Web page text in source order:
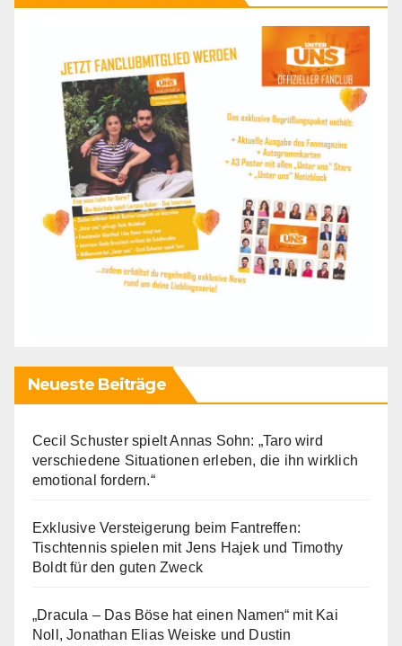
Neueste Beiträge
Cecil Schuster spielt Annas Sohn: „Taro wird
verschiedene Situationen erleben, die ihn wirklich
emotional fordern.“
Exklusive Versteigerung beim Fantreffen:
Tischtennis spielen mit Jens Hajek und Timothy
Boldt für den guten Zweck
„Dracula – Das Böse hat einen Namen“ mit Kai
Noll, Jonathan Elias Weiske und Dustin